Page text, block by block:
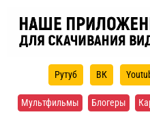
Рутуб ВК
Мультфильмы Блогеры